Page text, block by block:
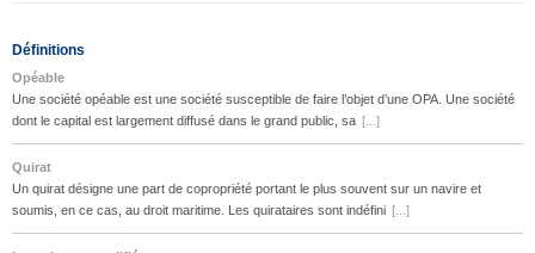
Définitions
Opéable
Une société opéable est une société susceptible de faire l’objet d’une OPA. Une société
dont le capital est largement diffusé dans le grand public, sa [...]
Quirat
Un quirat désigne une part de copropriété portant le plus souvent sur un navire et
soumis, en ce cas, au droit maritime. Les quirataires sont indéfini [...]